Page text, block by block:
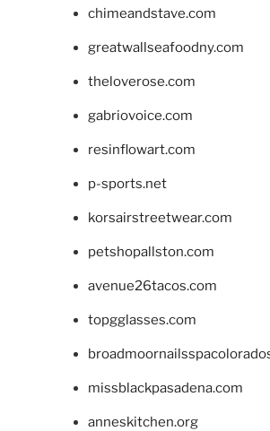
chimeandstave.com
greatwallseafoodny.com
theloverose.com
gabriovoice.com
resinflowart.com
p-sports.net
korsairstreetwear.com
petshopallston.com
avenue26tacos.com
topgglasses.com
missblackpasadena.com
anneskitchen.org